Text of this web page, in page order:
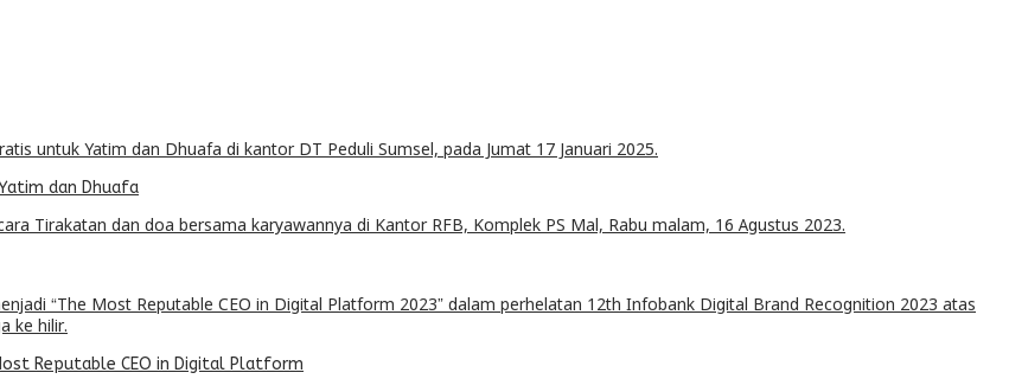
dan Dhuafa
Reputable CEO in Digital Platform